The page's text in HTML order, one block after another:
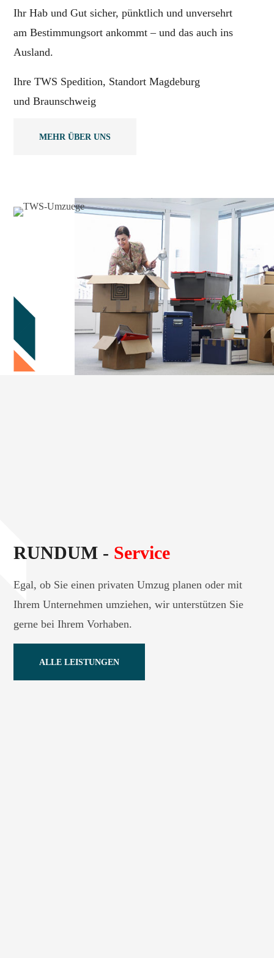
Ihr Hab und Gut sicher, pünktlich und unversehrt
am Bestimmungsort ankommt – und das auch ins
Ausland.
Ihre TWS Spedition, Standort Magdeburg
und Braunschweig
MEHR ÜBER UNS
RUNDUM - Service
Egal, ob Sie einen privaten Umzug planen oder mit
Ihrem Unternehmen umziehen, wir unterstützen Sie
gerne bei Ihrem Vorhaben.
ALLE LEISTUNGEN